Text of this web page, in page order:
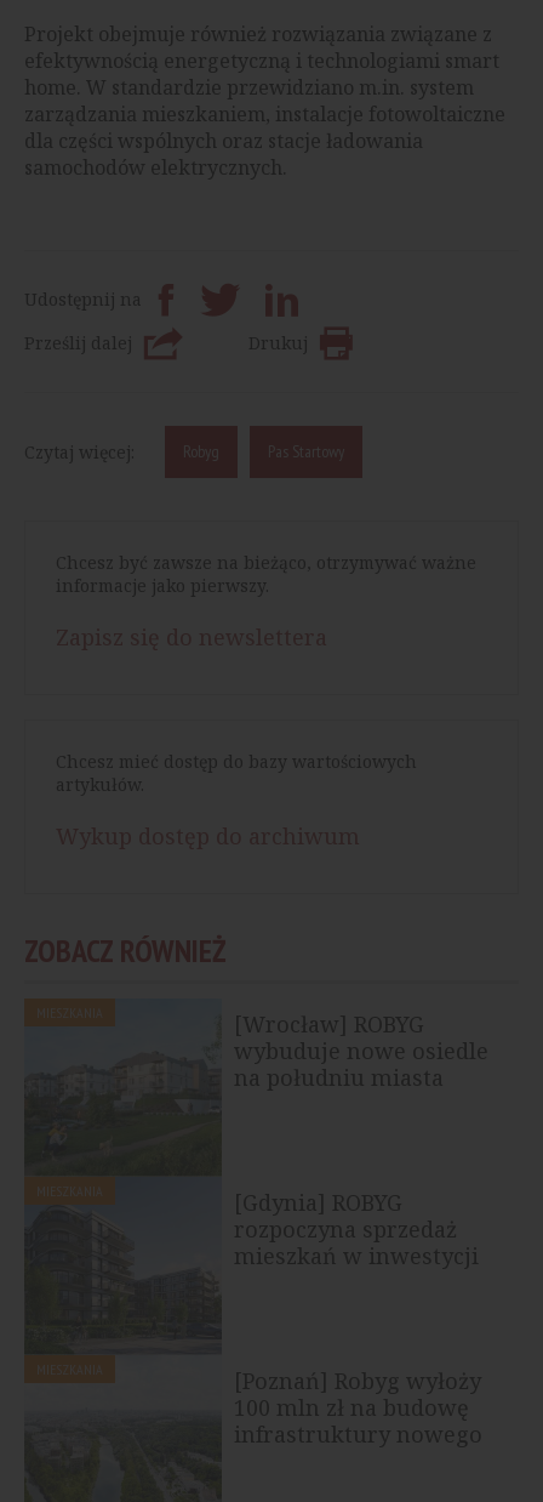
Projekt obejmuje również rozwiązania związane z
efektywnością energetyczną i technologiami smart
home. W standardzie przewidziano m.in. system
zarządzania mieszkaniem, instalacje fotowoltaiczne
dla części wspólnych oraz stacje ładowania
samochodów elektrycznych.
Udostępnij na
Prześlij dalej
Drukuj
Czytaj więcej: Robyg Pas Startowy
Chcesz być zawsze na bieżąco, otrzymywać ważne
informacje jako pierwszy.
Chcesz mieć dostęp do bazy wartościowych
artykułów.
ZOBACZ RÓWNIEŻ
[Wrocław] ROBYG
wybuduje nowe osiedle
na południu miasta
[Gdynia] ROBYG
rozpoczyna sprzedaż
mieszkań w inwestycji
[Poznań] Robyg wyłoży
100 mln zł na budowę
infrastruktury nowego